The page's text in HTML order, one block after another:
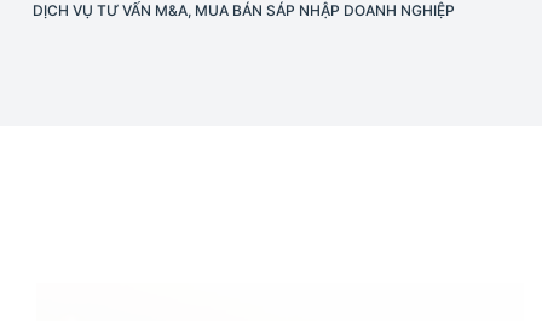
DỊCH VỤ TƯ VẤN M&A, MUA BÁN SÁP NHẬP DOANH NGHIỆP